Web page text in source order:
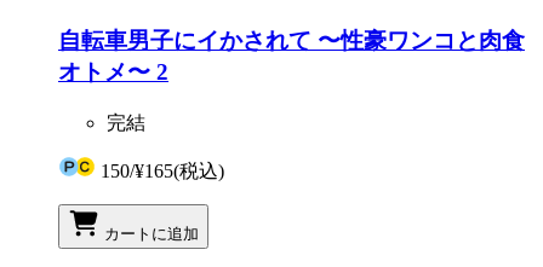
自転車男子にイかされて 〜性豪ワンコと肉食
オトメ〜 2
完結
150/¥165(税込)
カートに追加